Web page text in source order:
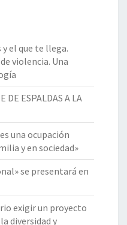
y el que te llega.
violencia. Una
DE ESPALDAS A LA
una ocupación
y en sociedad»
se presentará en
exigir un proyecto
diversidad y